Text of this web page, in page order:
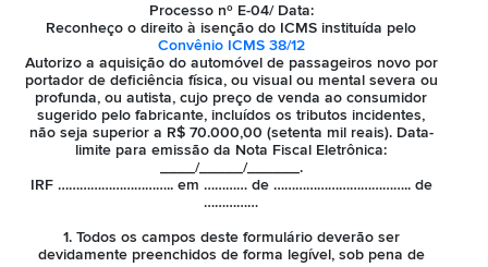
Processo nº E-04/ Data:
Reconheço o direito à isenção do ICMS instituída pelo
Convênio ICMS 38/12
Autorizo a aquisição do automóvel de passageiros novo por
portador de deficiência física, ou visual ou mental severa ou
profunda, ou autista, cujo preço de venda ao consumidor
sugerido pelo fabricante, incluídos os tributos incidentes,
não seja superior a R$ 70.000,00 (setenta mil reais). Data-
limite para emissão da Nota Fiscal Eletrônica:
____/_____/______.
IRF ………………………….. em ………… de ……………………………….. de
……………
1. Todos os campos deste formulário deverão ser
devidamente preenchidos de forma legível, sob pena de